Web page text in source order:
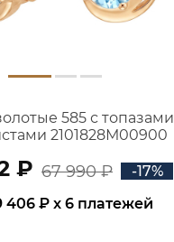
585 с топазами
2101828М00900
₽ 67 990 ₽
-17%
406 ₽ x 6 платежей